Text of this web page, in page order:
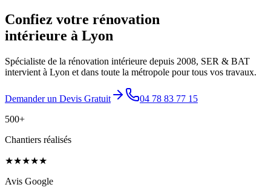
Confiez votre rénovation
intérieure à Lyon
Spécialiste de la rénovation intérieure depuis 2008, SER & BAT
intervient à Lyon et dans toute la métropole pour tous vos travaux.
Demander un Devis Gratuit
04 78 83 77 15
500+
Chantiers réalisés
★★★★★
Avis Google